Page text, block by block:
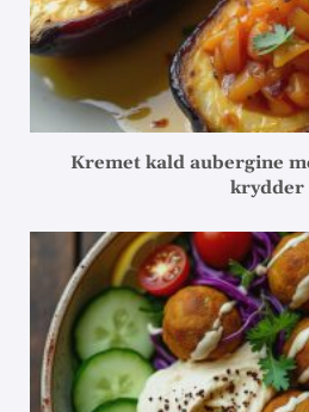
Kremet kald aubergine
krydder